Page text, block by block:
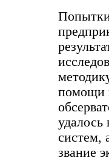
помощи
удалось
систем,
звание